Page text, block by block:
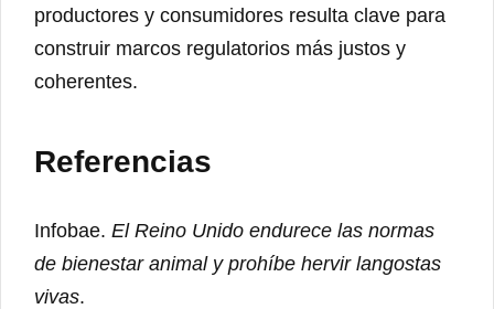
productores y consumidores resulta clave para
construir marcos regulatorios más justos y
coherentes.
Referencias
Infobae. El Reino Unido endurece las normas
de bienestar animal y prohíbe hervir langostas
vivas.